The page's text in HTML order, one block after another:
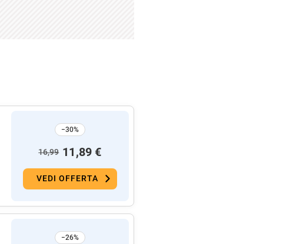
−30%
16,99 11,89 €
VEDI OFFERTA
−26%